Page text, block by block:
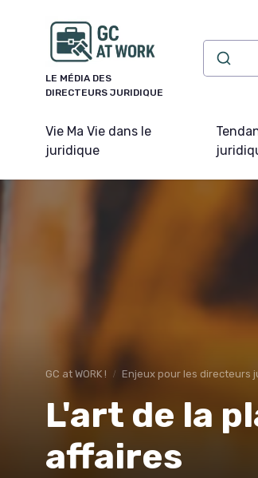
LE MÉDIA DES
DIRECTEURS JURIDIQUE
Vie Ma Vie dans le
juridique
GC at WORK ! Enjeux pour les directeurs
L'art de la
affaires